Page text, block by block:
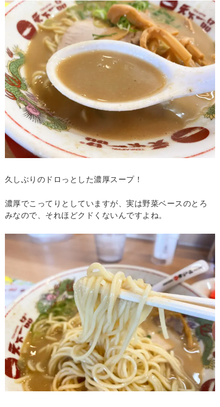
久しぶりのドロっとした濃厚スープ！
濃厚でこってりとしていますが、実は野菜ベースのとろ
みなので、それほどクドくないんですよね。